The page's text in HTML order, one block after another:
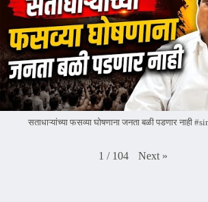
सताधाऱ्यांच्या फसव्या घोषणाना जनता बळी पडणार नाही
1 / 104 Next »